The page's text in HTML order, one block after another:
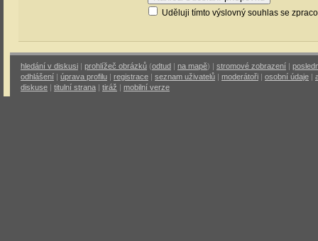
Uděluji tímto výslovný souhlas se
hledání v diskusi | prohlížeč obrázků (odtud | na mapě) | stromové zobrazení |
odhlášení | úprava profilu | registrace | seznam uživatelů | moderátoři | osobní údaje |
diskuse | titulní strana | tiráž | mobilní verze